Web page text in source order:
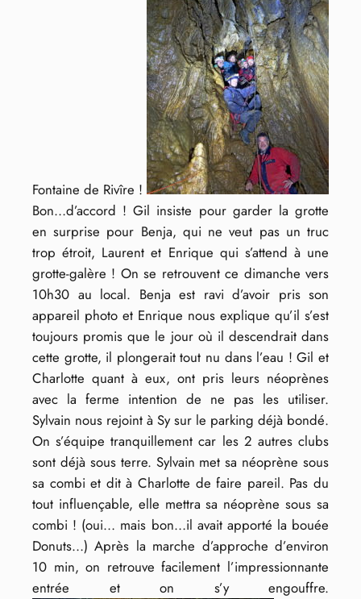
Fontaine de Rivîre !
Bon…d’accord ! Gil insiste pour garder la grotte
en surprise pour Benja, qui ne veut pas un truc
trop étroit, Laurent et Enrique qui s’attend à une
grotte-galère ! On se retrouvent ce dimanche vers
10h30 au local. Benja est ravi d’avoir pris son
appareil photo et Enrique nous explique qu’il s’est
toujours promis que le jour où il descendrait dans
cette grotte, il plongerait tout nu dans l’eau ! Gil et
Charlotte quant à eux, ont pris leurs néoprènes
avec la ferme intention de ne pas les utiliser.
Sylvain nous rejoint à Sy sur le parking déjà bondé.
On s’équipe tranquillement car les 2 autres clubs
sont déjà sous terre. Sylvain met sa néoprène sous
sa combi et dit à Charlotte de faire pareil. Pas du
tout influençable, elle mettra sa néoprène sous sa
combi ! (oui… mais bon…il avait apporté la bouée
Donuts…) Après la marche d’approche d’environ
10 min, on retrouve facilement l’impressionnante
entrée et on s’y engouffre.